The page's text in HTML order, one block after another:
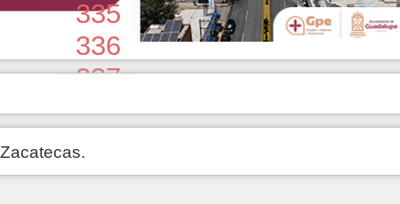
335
336
337
338
339
340